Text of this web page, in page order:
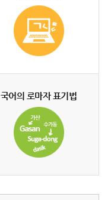
국어의 로마자 표기법